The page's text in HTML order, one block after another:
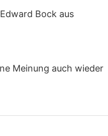
Bock aus
Meinung auch wieder